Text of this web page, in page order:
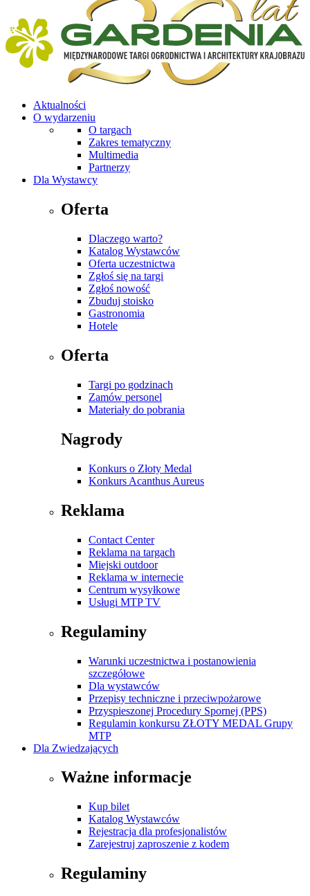
Aktualności
O wydarzeniu
O targach
Zakres tematyczny
Multimedia
Partnerzy
Dla Wystawcy
Oferta
Dlaczego warto?
Katalog Wystawców
Oferta uczestnictwa
Zgłoś się na targi
Zgłoś nowość
Zbuduj stoisko
Gastronomia
Hotele
Oferta
Targi po godzinach
Zamów personel
Materiały do pobrania
Nagrody
Konkurs o Złoty Medal
Konkurs Acanthus Aureus
Reklama
Contact Center
Reklama na targach
Miejski outdoor
Reklama w internecie
Centrum wysyłkowe
Usługi MTP TV
Regulaminy
Warunki uczestnictwa i postanowienia
szczegółowe
Dla wystawców
Przepisy techniczne i przeciwpożarowe
Przyspieszonej Procedury Spornej (PPS)
Regulamin konkursu ZŁOTY MEDAL Grupy
MTP
Dla Zwiedzających
Ważne informacje
Kup bilet
Katalog Wystawców
Rejestracja dla profesjonalistów
Zarejestruj zaproszenie z kodem
Regulaminy